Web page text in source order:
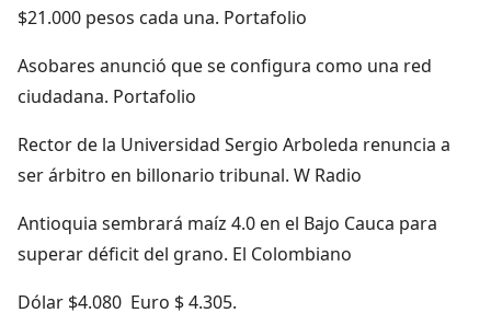
$21.000 pesos cada una. Portafolio
Asobares anunció que se configura como una red
ciudadana. Portafolio
Rector de la Universidad Sergio Arboleda renuncia a
ser árbitro en billonario tribunal. W Radio
Antioquia sembrará maíz 4.0 en el Bajo Cauca para
superar déficit del grano. El Colombiano
Dólar $4.080 Euro $ 4.305.